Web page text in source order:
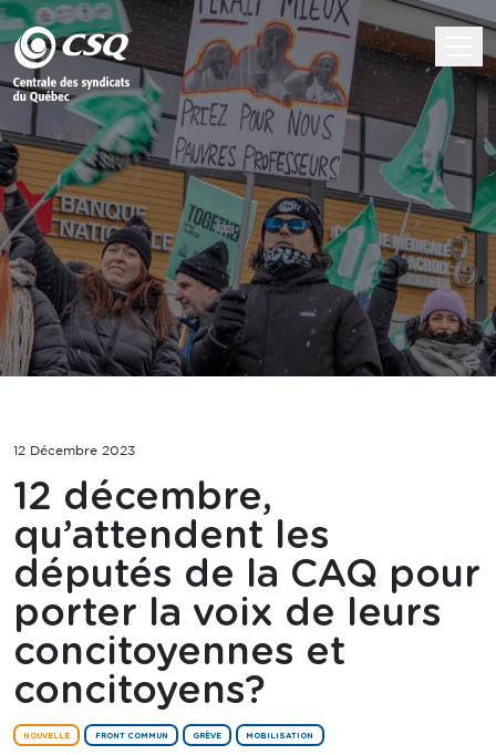
12 Décembre 2023
12 décembre,
qu’attendent les
députés de la CAQ pour
porter la voix de leurs
concitoyennes et
concitoyens?
NOUVELLE FRONT COMMUN GRÈVE MOBILISATION